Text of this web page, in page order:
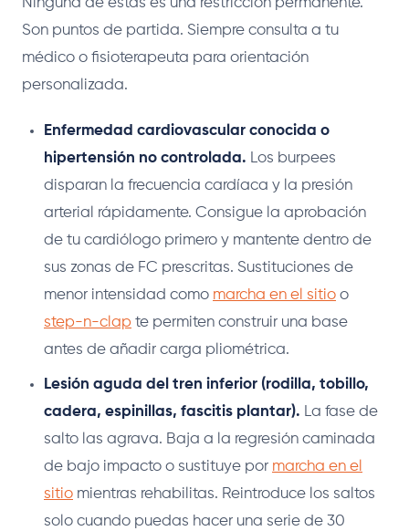
Ninguna de estas es una restricción permanente.
Son puntos de partida. Siempre consulta a tu
médico o fisioterapeuta para orientación
personalizada.
Enfermedad cardiovascular conocida o
hipertensión no controlada. Los burpees
disparan la frecuencia cardíaca y la presión
arterial rápidamente. Consigue la aprobación
de tu cardiólogo primero y mantente dentro de
sus zonas de FC prescritas. Sustituciones de
menor intensidad como marcha en el sitio o
step-n-clap te permiten construir una base
antes de añadir carga pliométrica.
Lesión aguda del tren inferior (rodilla, tobillo,
cadera, espinillas, fascitis plantar). La fase de
salto las agrava. Baja a la regresión caminada
de bajo impacto o sustituye por marcha en el
sitio mientras rehabilitas. Reintroduce los saltos
solo cuando puedas hacer una serie de 30